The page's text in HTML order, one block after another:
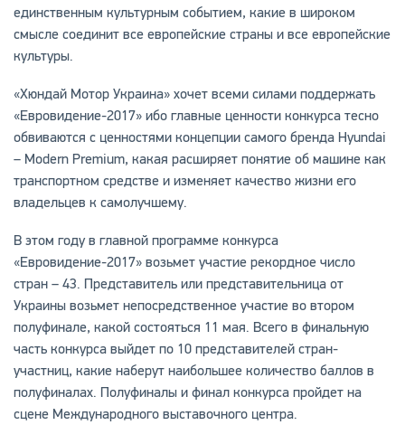
единственным культурным событием, какие в широком
смысле соединит все европейские страны и все европейские
культуры.
«Хюндай Мотор Украина» хочет всеми силами поддержать
«Евровидение-2017» ибо главные ценности конкурса тесно
обвиваются с ценностями концепции самого бренда Hyundai
– Modern Premium, какая расширяет понятие об машине как
транспортном средстве и изменяет качество жизни его
владельцев к самолучшему.
В этом году в главной программе конкурса
«Евровидение-2017» возьмет участие рекордное число
стран – 43. Представитель или представительница от
Украины возьмет непосредственное участие во втором
полуфинале, какой состояться 11 мая. Всего в финальную
часть конкурса выйдет по 10 представителей стран-
участниц, какие наберут наибольшее количество баллов в
полуфиналах. Полуфиналы и финал конкурса пройдет на
сцене Международного выставочного центра.